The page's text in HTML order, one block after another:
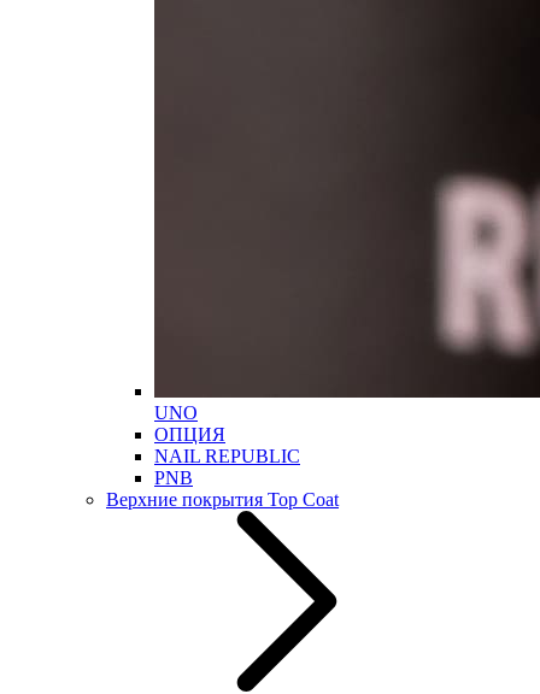
UNO
ОПЦИЯ
NAIL REPUBLIC
PNB
Верхние покрытия Top Coat